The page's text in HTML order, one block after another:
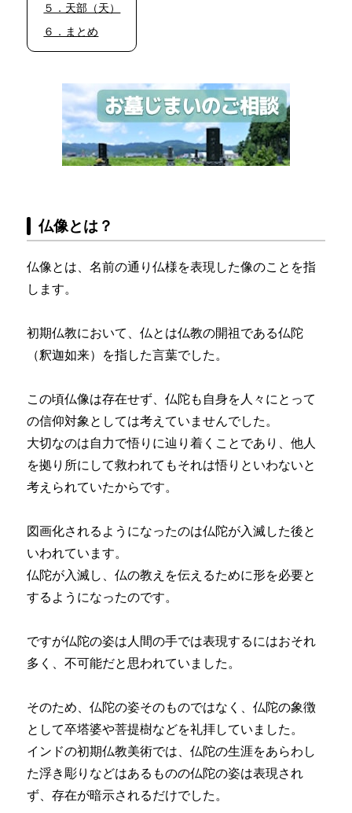
５．天部（天）
６．まとめ
仏像とは？
仏像とは、名前の通り仏様を表現した像のことを指
します。
初期仏教において、仏とは仏教の開祖である仏陀
（釈迦如来）を指した言葉でした。
この頃仏像は存在せず、仏陀も自身を人々にとって
の信仰対象としては考えていませんでした。
大切なのは自力で悟りに辿り着くことであり、他人
を拠り所にして救われてもそれは悟りといわないと
考えられていたからです。
図画化されるようになったのは仏陀が入滅した後と
いわれています。
仏陀が入滅し、仏の教えを伝えるために形を必要と
するようになったのです。
ですが仏陀の姿は人間の手では表現するにはおそれ
多く、不可能だと思われていました。
そのため、仏陀の姿そのものではなく、仏陀の象徴
として卒塔婆や菩提樹などを礼拝していました。
インドの初期仏教美術では、仏陀の生涯をあらわし
た浮き彫りなどはあるものの仏陀の姿は表現され
ず、存在が暗示されるだけでした。